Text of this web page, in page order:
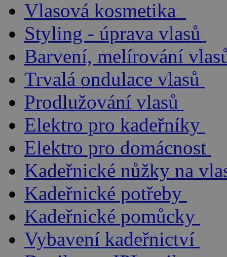
Vlasová kosmetika
Styling - úprava vlasů
Barvení, melírování
Trvalá ondulace vlasů
Prodlužování vlasů
Elektro pro kadeřníky
Elektro pro domácnost
Kadeřnické nůžky na
Kadeřnické potřeby
Kadeřnické pomůcky
Vybavení kadeřnictví